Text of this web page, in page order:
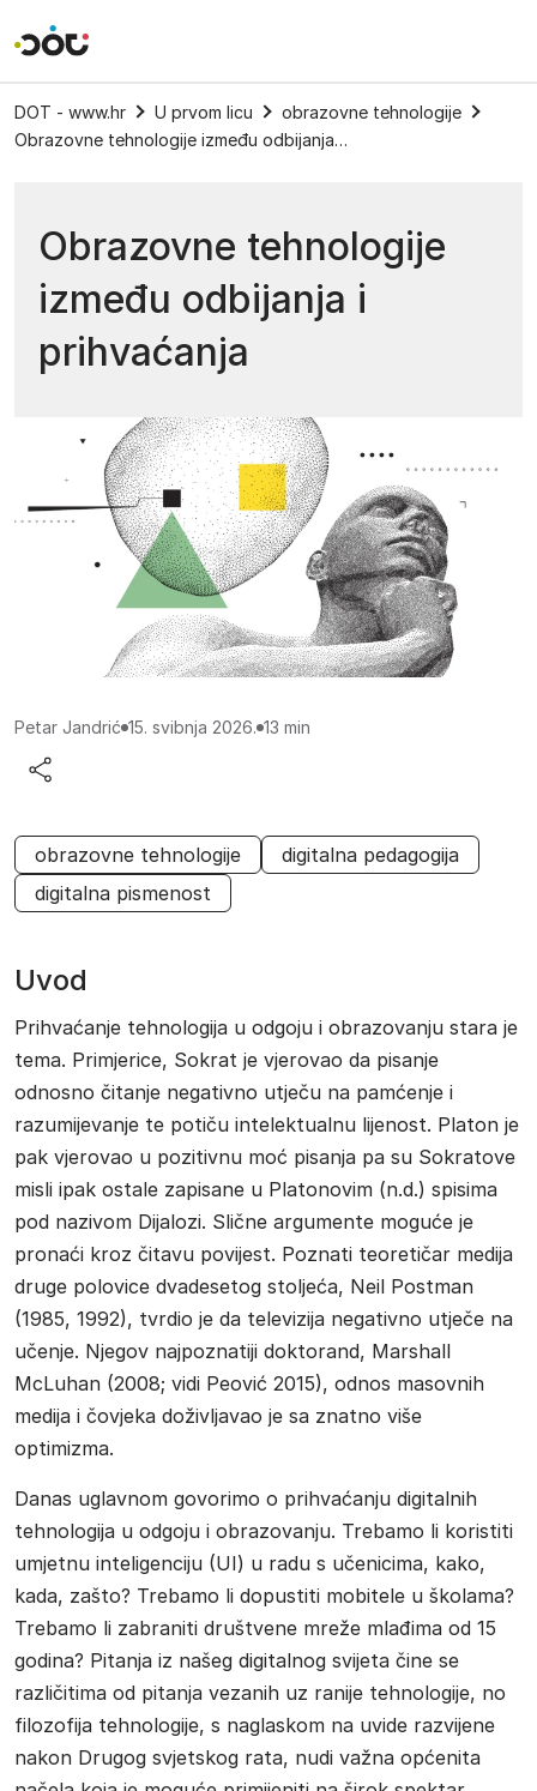
Povratak na naslovnicu
DOT - www.hr U prvom licu
obrazovne tehnologije
Obrazovne tehnologije između odbijanja i prihvaćanja
Obrazovne tehnologije
između odbijanja i
prihvaćanja
Petar Jandrić 15. svibnja 2026. Procijenjeno vrijeme čitanja:
13 min
obrazovne tehnologije
digitalna pedagogija
digitalna pismenost
Uvod
Prihvaćanje tehnologija u odgoju i obrazovanju stara je
tema. Primjerice, Sokrat je vjerovao da pisanje
odnosno čitanje negativno utječu na pamćenje i
razumijevanje te potiču intelektualnu lijenost. Platon je
pak vjerovao u pozitivnu moć pisanja pa su Sokratove
misli ipak ostale zapisane u Platonovim (n.d.) spisima
pod nazivom Dijalozi. Slične argumente moguće je
pronaći kroz čitavu povijest. Poznati teoretičar medija
druge polovice dvadesetog stoljeća, Neil Postman
(1985, 1992), tvrdio je da televizija negativno utječe na
učenje. Njegov najpoznatiji doktorand, Marshall
McLuhan (2008; vidi Peović 2015), odnos masovnih
medija i čovjeka doživljavao je sa znatno više
optimizma.
Danas uglavnom govorimo o prihvaćanju digitalnih
tehnologija u odgoju i obrazovanju. Trebamo li koristiti
umjetnu inteligenciju (UI) u radu s učenicima, kako,
kada, zašto? Trebamo li dopustiti mobitele u školama?
Trebamo li zabraniti društvene mreže mlađima od 15
godina? Pitanja iz našeg digitalnog svijeta čine se
različitima od pitanja vezanih uz ranije tehnologije, no
filozofija tehnologije, s naglaskom na uvide razvijene
nakon Drugog svjetskog rata, nudi važna općenita